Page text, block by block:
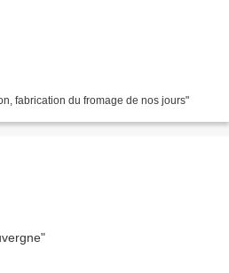
fabrication du fromage de nos jours"